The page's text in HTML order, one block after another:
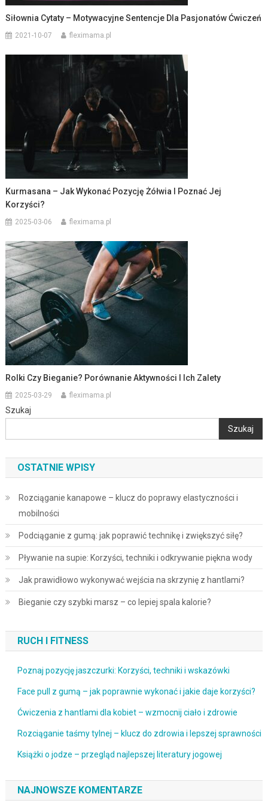
Siłownia Cytaty – Motywacyjne Sentencje Dla Pasjonatów Ćwiczeń
2021-10-07 fleximama.pl
Kurmasana – Jak Wykonać Pozycję Żółwia I Poznać Jej
Korzyści?
2025-03-06 fleximama.pl
Rolki Czy Bieganie? Porównanie Aktywności I Ich Zalety
2025-03-29 fleximama.pl
Szukaj
Szukaj
OSTATNIE WPISY
Rozciąganie kanapowe – klucz do poprawy elastyczności i
mobilności
Podciąganie z gumą: jak poprawić technikę i zwiększyć siłę?
Pływanie na supie: Korzyści, techniki i odkrywanie piękna wody
Jak prawidłowo wykonywać wejścia na skrzynię z hantlami?
Bieganie czy szybki marsz – co lepiej spala kalorie?
RUCH I FITNESS
Poznaj pozycję jaszczurki: Korzyści, techniki i wskazówki
Face pull z gumą – jak poprawnie wykonać i jakie daje korzyści?
Ćwiczenia z hantlami dla kobiet – wzmocnij ciało i zdrowie
Rozciąganie taśmy tylnej – klucz do zdrowia i lepszej sprawności
Książki o jodze – przegląd najlepszej literatury jogowej
NAJNOWSZE KOMENTARZE